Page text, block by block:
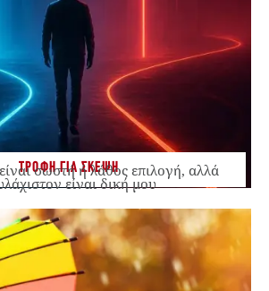
ΤΡΟΦΗ ΓΙΑ ΣΚΕΨΗ
σωστή ή λάθος επιλογή, αλλά
είναι δική μου